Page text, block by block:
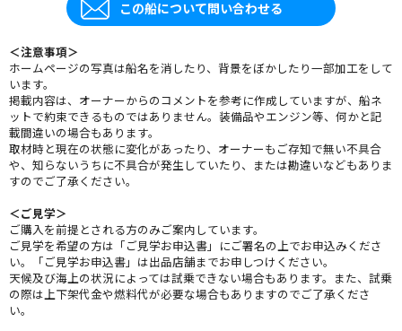
この船について問い合わせる
＜注意事項＞
ホームページの写真は船名を消したり、背景をぼかしたり一部加工をして
います。
掲載内容は、オーナーからのコメントを参考に作成していますが、船ネ
ットで約束できるものではありません。装備品やエンジン等、何かと記
載間違いの場合もあります。
取材時と現在の状態に変化があったり、オーナーもご存知で無い不具合
や、知らないうちに不具合が発生していたり、または勘違いなどもありま
すのでご了承ください。
＜ご見学＞
ご購入を前提とされる方のみご案内しています。
ご見学を希望の方は「ご見学お申込書」にご署名の上でお申込みくださ
い。「ご見学お申込書」は出品店舗までお申しつけください。
天候及び海上の状況によっては試乗できない場合もあります。また、試乗
の際は上下架代金や燃料代が必要な場合もありますのでご了承くださ
い。